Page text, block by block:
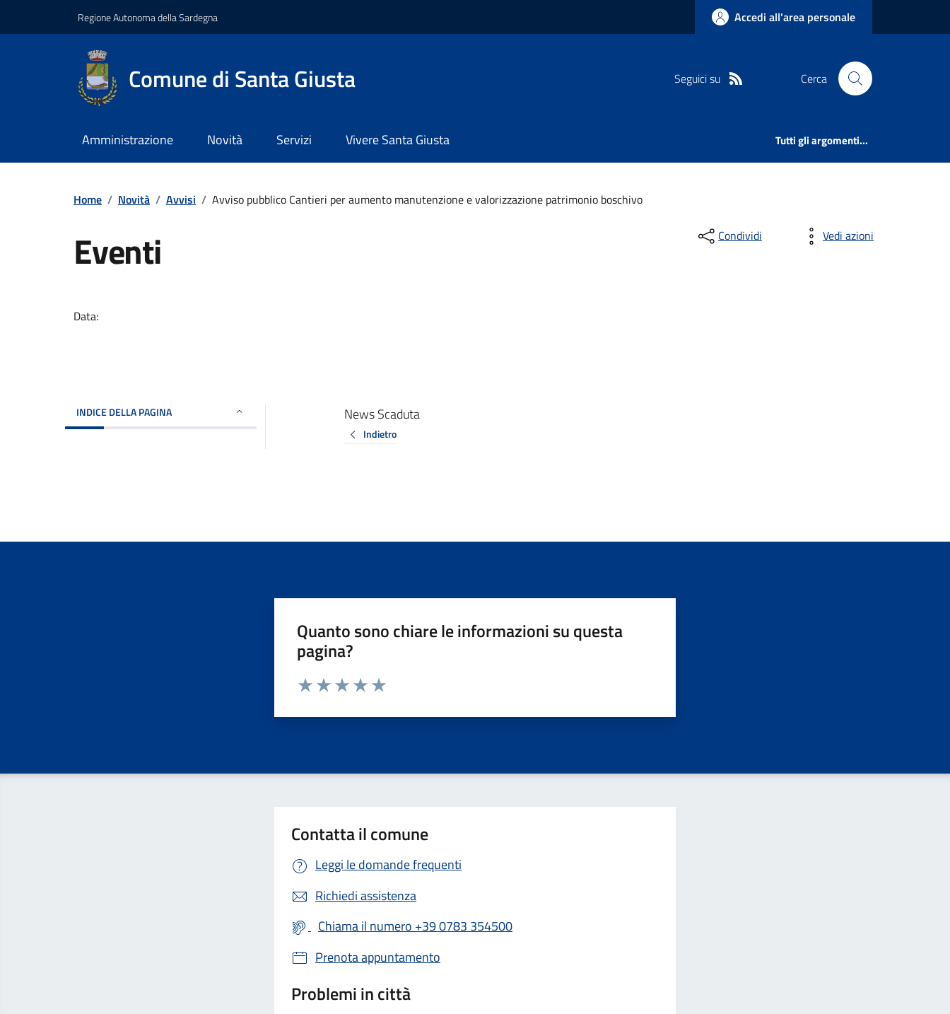
Regione Autonoma della Sardegna Accedi all'area personale
Comune di Santa Giusta Seguici su Cerca
Amministrazione Novità Servizi Vivere Santa Giusta Tutti gli argomenti...
Home / Novità / Avvisi / Avviso pubblico Cantieri per aumento manutenzione e valorizzazione patrimonio boschivo
Eventi
Data:
Condividi Vedi azioni
INDICE DELLA PAGINA News Scaduta
Indietro
Quanto sono chiare le informazioni su questa
pagina?
Valuta da 1 a 5 stelle la pagina
Contatta il comune
Leggi le domande frequenti
Richiedi assistenza
Chiama il numero +39 0783 354500
Prenota appuntamento
Problemi in città